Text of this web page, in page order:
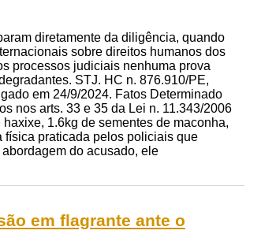
diretamente da diligência, quando
sobre direitos humanos dos
processos judiciais nenhuma prova
STJ. HC n. 876.910/PE,
em 24/9/2024. Fatos Determinado
nos arts. 33 e 35 da Lei n. 11.343/2006
1.6kg de sementes de maconha,
física praticada pelos policiais que
do acusado, ele
em flagrante ante o